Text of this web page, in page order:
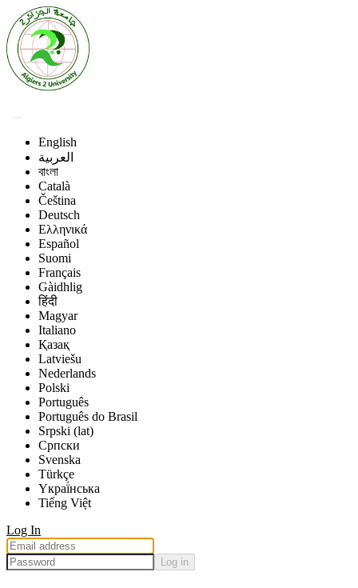
English
العربية
বাংলা
Català
Čeština
Deutsch
Ελληνικά
Español
Suomi
Français
Gàidhlig
हिंदी
Magyar
Italiano
Қазақ
Latviešu
Nederlands
Polski
Português
Português do Brasil
Srpski (lat)
Српски
Svenska
Türkçe
Yкраї́нська
Tiếng Việt
Log In
Log in